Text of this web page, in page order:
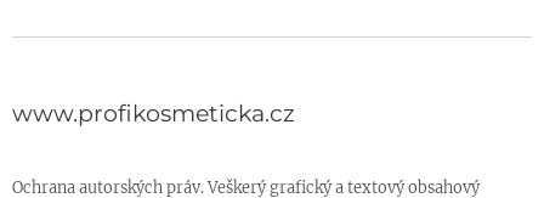
www.profikosmeticka.cz
Ochrana autorských práv. Veškerý grafický a textový obsahový